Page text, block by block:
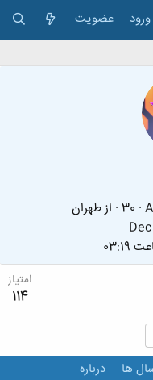
ورود عضویت
·
· ازطهران
Dec
امتیاز
114
ها درباره